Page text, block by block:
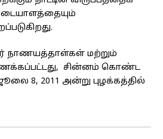
நாணயத்தாள்கள் மற்றும்
₹ சின்னம் கொண்ட
8, 2011 அன்று புழக்கத்தில்